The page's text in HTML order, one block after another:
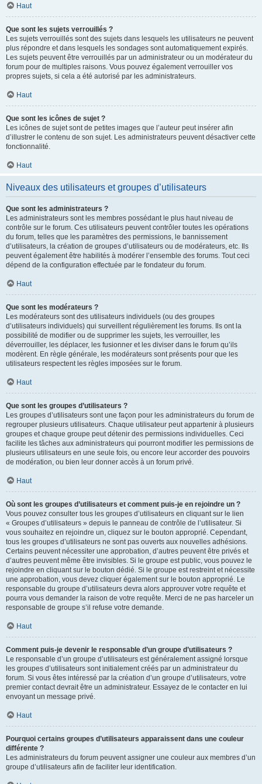
Haut
Que sont les sujets verrouillés ?
Les sujets verrouillés sont des sujets dans lesquels les utilisateurs ne peuvent
plus répondre et dans lesquels les sondages sont automatiquement expirés.
Les sujets peuvent être verrouillés par un administrateur ou un modérateur du
forum pour de multiples raisons. Vous pouvez également verrouiller vos
propres sujets, si cela a été autorisé par les administrateurs.
Haut
Que sont les icônes de sujet ?
Les icônes de sujet sont de petites images que l’auteur peut insérer afin
d’illustrer le contenu de son sujet. Les administrateurs peuvent désactiver cette
fonctionnalité.
Haut
Niveaux des utilisateurs et groupes d’utilisateurs
Que sont les administrateurs ?
Les administrateurs sont les membres possédant le plus haut niveau de
contrôle sur le forum. Ces utilisateurs peuvent contrôler toutes les opérations
du forum, telles que les paramètres des permissions, le bannissement
d’utilisateurs, la création de groupes d’utilisateurs ou de modérateurs, etc. Ils
peuvent également être habilités à modérer l’ensemble des forums. Tout ceci
dépend de la configuration effectuée par le fondateur du forum.
Haut
Que sont les modérateurs ?
Les modérateurs sont des utilisateurs individuels (ou des groupes
d’utilisateurs individuels) qui surveillent régulièrement les forums. Ils ont la
possibilité de modifier ou de supprimer les sujets, les verrouiller, les
déverrouiller, les déplacer, les fusionner et les diviser dans le forum qu’ils
modèrent. En règle générale, les modérateurs sont présents pour que les
utilisateurs respectent les règles imposées sur le forum.
Haut
Que sont les groupes d’utilisateurs ?
Les groupes d’utilisateurs sont une façon pour les administrateurs du forum de
regrouper plusieurs utilisateurs. Chaque utilisateur peut appartenir à plusieurs
groupes et chaque groupe peut détenir des permissions individuelles. Ceci
facilite les tâches aux administrateurs qui pourront modifier les permissions de
plusieurs utilisateurs en une seule fois, ou encore leur accorder des pouvoirs
de modération, ou bien leur donner accès à un forum privé.
Haut
Où sont les groupes d’utilisateurs et comment puis-je en rejoindre un ?
Vous pouvez consulter tous les groupes d’utilisateurs en cliquant sur le lien
« Groupes d’utilisateurs » depuis le panneau de contrôle de l’utilisateur. Si
vous souhaitez en rejoindre un, cliquez sur le bouton approprié. Cependant,
tous les groupes d’utilisateurs ne sont pas ouverts aux nouvelles adhésions.
Certains peuvent nécessiter une approbation, d’autres peuvent être privés et
d’autres peuvent même être invisibles. Si le groupe est public, vous pouvez le
rejoindre en cliquant sur le bouton dédié. Si le groupe est restreint et nécessite
une approbation, vous devez cliquer également sur le bouton approprié. Le
responsable du groupe d’utilisateurs devra alors approuver votre requête et
pourra vous demander la raison de votre requête. Merci de ne pas harceler un
responsable de groupe s’il refuse votre demande.
Haut
Comment puis-je devenir le responsable d’un groupe d’utilisateurs ?
Le responsable d’un groupe d’utilisateurs est généralement assigné lorsque
les groupes d’utilisateurs sont initialement créés par un administrateur du
forum. Si vous êtes intéressé par la création d’un groupe d’utilisateurs, votre
premier contact devrait être un administrateur. Essayez de le contacter en lui
envoyant un message privé.
Haut
Pourquoi certains groupes d’utilisateurs apparaissent dans une couleur
différente ?
Les administrateurs du forum peuvent assigner une couleur aux membres d’un
groupe d’utilisateurs afin de faciliter leur identification.